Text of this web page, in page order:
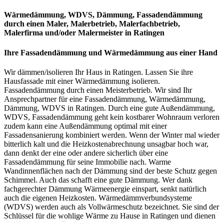
Wärmedämmung, WDVS, Dämmung, Fassadendämmung
durch einen Maler, Malerbetrieb, Malerfachbetrieb,
Malerfirma und/oder Malermeister in Ratingen
Ihre Fassadendämmung und Wärmedämmung aus einer Hand
Wir dämmen/isolieren Ihr Haus in Ratingen. Lassen Sie ihre
Hausfassade mit einer Wärmedämmung isolieren.
Fassadendämmung durch einen Meisterbetrieb. Wir sind Ihr
Ansprechpartner für eine Fassadendämmung, Wärmedämmung,
Dämmung, WDVS in Ratingen. Durch eine gute Außendämmung,
WDVS, Fassadendämmung geht kein kostbarer Wohnraum verloren
zudem kann eine Außendämmung optimal mit einer
Fassadensanierung kombiniert werden. Wenn der Winter mal wieder
bitterlich kalt und die Heizkostenabrechnung unsagbar hoch war,
dann denkt der eine oder andere sicherlich über eine
Fassadendämmung für seine Immobilie nach. Warme
Wandinnenflächen nach der Dämmung sind der beste Schutz gegen
Schimmel. Auch das schafft eine gute Dämmung. Wer dank
fachgerechter Dämmung Wärmeenergie einspart, senkt natürlich
auch die eigenen Heizkosten. Wärmedämmverbundsysteme
(WDVS) werden auch als Vollwärmeschutz bezeichnet. Sie sind der
Schlüssel für die wohlige Wärme zu Hause in Ratingen und dienen